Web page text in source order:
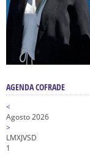
AGENDA COFRADE
<
Agosto 2026
>
LMXJVSD
1